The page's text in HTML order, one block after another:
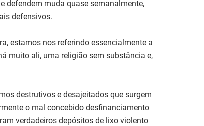
defendem muda quase semanalmente,
defensivos.
estamos nos referindo essencialmente a
muito ali, uma religião sem substância e,
destrutivos e desajeitados que surgem
o mal concebido desfinanciamento
verdadeiros depósitos de lixo violento